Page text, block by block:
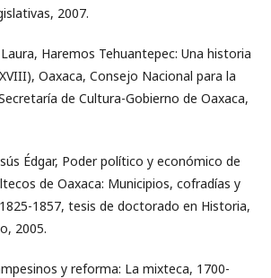
2007.
Haremos Tehuantepec: Una historia
Oaxaca, Consejo Nacional para la
de Cultura-Gobierno de Oaxaca,
Édgar, Poder político y económico de
de Oaxaca: Municipios, cofradías y
1857, tesis de doctorado en Historia,
2005.
y reforma: La mixteca, 1700-